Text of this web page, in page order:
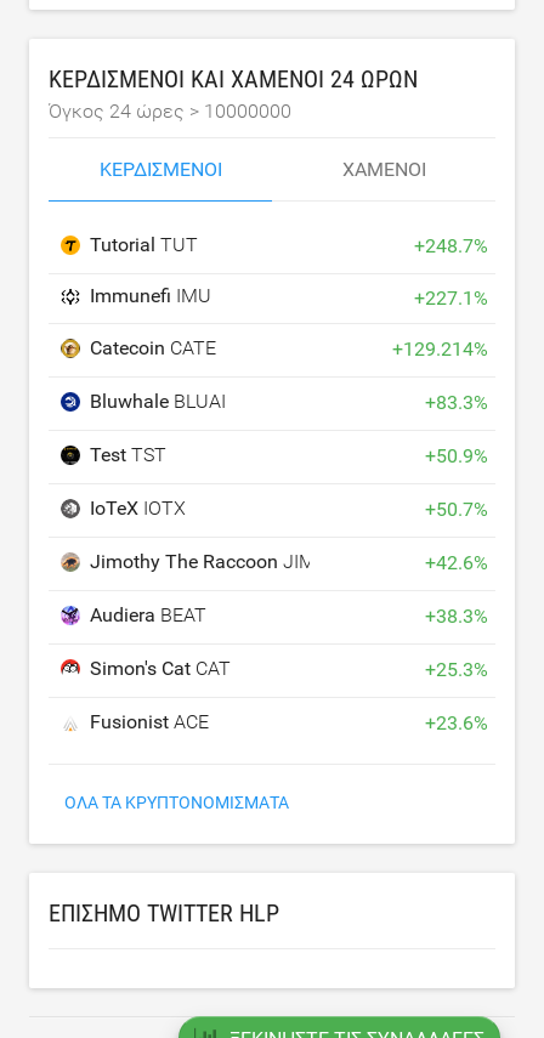
ΚΕΡΔΙΣΜΈΝΟΙ ΚΑΙ ΧΑΜΈΝΟΙ 24 ΩΡΏΝ
Όγκος 24 ώρες > 10000000
ΚΕΡΔΙΣΜΈΝΟΙ ΧΑΜΈΝΟΙ
Tutorial TUT +248.7%
Immunefi IMU +227.1%
Catecoin CATE +129.214%
Bluwhale BLUAI +83.3%
Test TST +50.9%
IoTeX IOTX +50.7%
Jimothy The Raccoon JIMOTHY +42.6%
Audiera BEAT +38.3%
Simon's Cat CAT +25.3%
Fusionist ACE +23.6%
ΌΛΑ ΤΑ ΚΡΥΠΤΟΝΟΜΊΣΜΑΤΑ
ΕΠΊΣΗΜΟ TWITTER HLP